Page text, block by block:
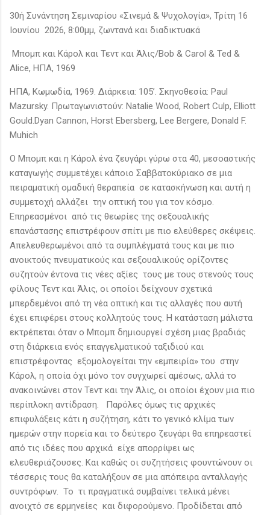
30ή Συνάντηση Σεμιναρίου «Σινεμά & Ψυχολογία», Τρίτη 16
Ιουνίου 2026, 8:00μμ, ζωντανά και διαδικτυακά
Μπομπ και Κάρολ και Τεντ και Άλις/Bob & Carol & Ted &
Alice, ΗΠΑ, 1969
ΗΠΑ, Κωμωδία, 1969. Διάρκεια: 105’. Σκηνοθεσία: Paul
Mazursky. Πρωταγωνιστούν: Natalie Wood, Robert Culp, Elliott
Gould.Dyan Cannon, Horst Ebersberg, Lee Bergere, Donald F.
Muhich
Ο Μπομπ και η Κάρολ ένα ζευγάρι γύρω στα 40, μεσοαστικής
καταγωγής συμμετέχει κάποιο Σαββατοκύριακο σε μια
πειραματική ομαδική θεραπεία σε κατασκήνωση και αυτή η
συμμετοχή αλλάζει την οπτική του για τον κόσμο.
Επηρεασμένοι από τις θεωρίες της σεξουαλικής
επανάστασης επιστρέφουν σπίτι με πιο ελεύθερες σκέψεις.
Απελευθερωμένοι από τα συμπλέγματά τους και με πιο
ανοικτούς πνευματικούς και σεξουαλικούς ορίζοντες
συζητούν έντονα τις νέες αξίες τους με τους στενούς τους
φίλους Τεντ και Άλις, οι οποίοι δείχνουν σχετικά
μπερδεμένοι από τη νέα οπτική και τις αλλαγές που αυτή
έχει επιφέρει στους κολλητούς τους. Η κατάσταση μάλιστα
εκτρέπεται όταν ο Μπομπ δημιουργεί σχέση μιας βραδιάς
στη διάρκεια ενός επαγγελματικού ταξιδιού και
επιστρέφοντας εξομολογείται την «εμπειρία» του στην
Κάρολ, η οποία όχι μόνο τον συγχωρεί αμέσως, αλλά το
ανακοινώνει στον Τεντ και την Άλις, οι οποίοι έχουν μια πιο
περίπλοκη αντίδραση. Παρόλες όμως τις αρχικές
επιφυλάξεις κάτι η συζήτηση, κάτι το γενικό κλίμα των
ημερών στην πορεία και το δεύτερο ζευγάρι θα επηρεαστεί
από τις ιδέες που αρχικά είχε απορρίψει ως
ελευθεριάζουσες. Και καθώς οι συζητήσεις φουντώνουν οι
τέσσερις τους θα καταλήξουν σε μια απόπειρα ανταλλαγής
συντρόφων. Το τι πραγματικά συμβαίνει τελικά μένει
ανοιχτό σε ερμηνείες και διφορούμενο. Προδίδεται από